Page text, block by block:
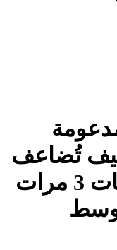
تُضاعف
التقنيات الذكية المبيعات 3 مرات